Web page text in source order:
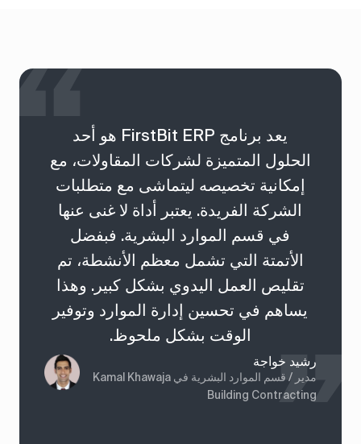
يعد برنامج FirstBit ERP هو أحد
الحلول المتميزة لشركات المقاولات، مع
إمكانية تخصيصه ليتماشى مع متطلبات
الشركة الفريدة. يعتبر أداة لا غنى عنها
في قسم الموارد البشرية. فبفضل
الأتمتة التي تشمل معظم الأنشطة، تم
تقليص العمل اليدوي بشكل كبير. وهذا
يساهم في تحسين إدارة الموارد وتوفير
الوقت بشكل ملحوظ.
رشيد خواجة
مدير / قسم الموارد البشرية في Kamal Khawaja
Building Contracting